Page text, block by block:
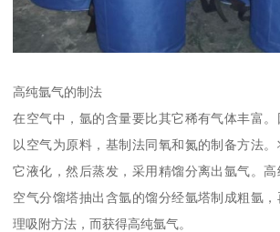
高纯氩气的制法
在空气中，氩的含量要比其它稀有气体丰富
以空气为原料，基制法同氧和氮的制备方法
它液化，然后蒸发，采用精馏分离出氩气。
空气分馏塔抽出含氩的馏分经氩塔制成粗氩
理吸附方法，而获得高纯氩气。